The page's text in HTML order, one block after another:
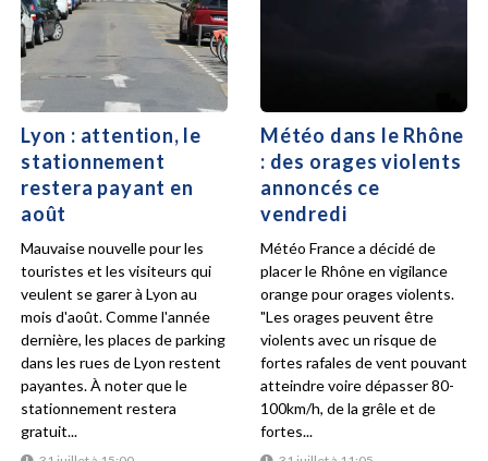
Lyon : attention, le
stationnement
restera payant en
août
Mauvaise nouvelle pour les
touristes et les visiteurs qui
veulent se garer à Lyon au
mois d'août. Comme l'année
dernière, les places de parking
dans les rues de Lyon restent
payantes. À noter que le
stationnement restera
gratuit...
Météo dans le Rhône
: des orages violents
annoncés ce
vendredi
Météo France a décidé de
placer le Rhône en vigilance
orange pour orages violents.
"Les orages peuvent être
violents avec un risque de
fortes rafales de vent pouvant
atteindre voire dépasser 80-
100km/h, de la grêle et de
fortes...